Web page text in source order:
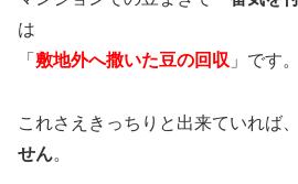
は
「 敷地外へ撒いた豆の回収 」です。
これさえきっちりと出来ていれば、
せん。